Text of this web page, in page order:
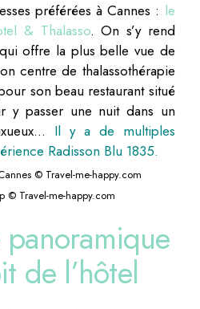
préférées à Cannes : le
& Thalasso. On s’y rend
offre la plus belle vue de
centre de thalassothérapie
son beau restaurant situé
y passer une nuit dans un
Il y a de multiples
Radisson Blu 1835.
© Travel-me-happy.com
panoramique
de l’hôtel